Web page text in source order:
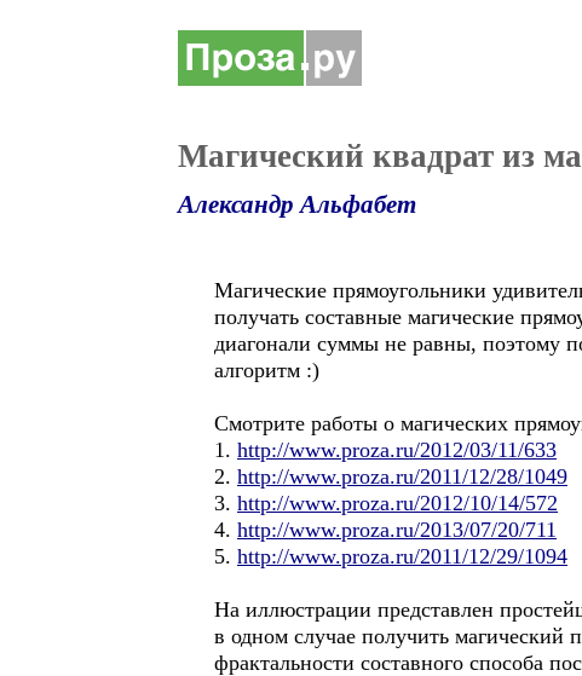
Магический квадрат из
Александр Альфабет
Магические прямоугольники
получать составные магические
диагонали суммы не равны, поэтому
алгоритм :)
Смотрите работы о магических
1. http://www.proza.ru/2012/03/11/633
2. http://www.proza.ru/2011/12/28/1049
3. http://www.proza.ru/2012/10/14/572
4. http://www.proza.ru/2013/07/20/711
5. http://www.proza.ru/2011/12/29/1094
На иллюстрации представлен
в одном случае получить магический
фрактальности составного способа